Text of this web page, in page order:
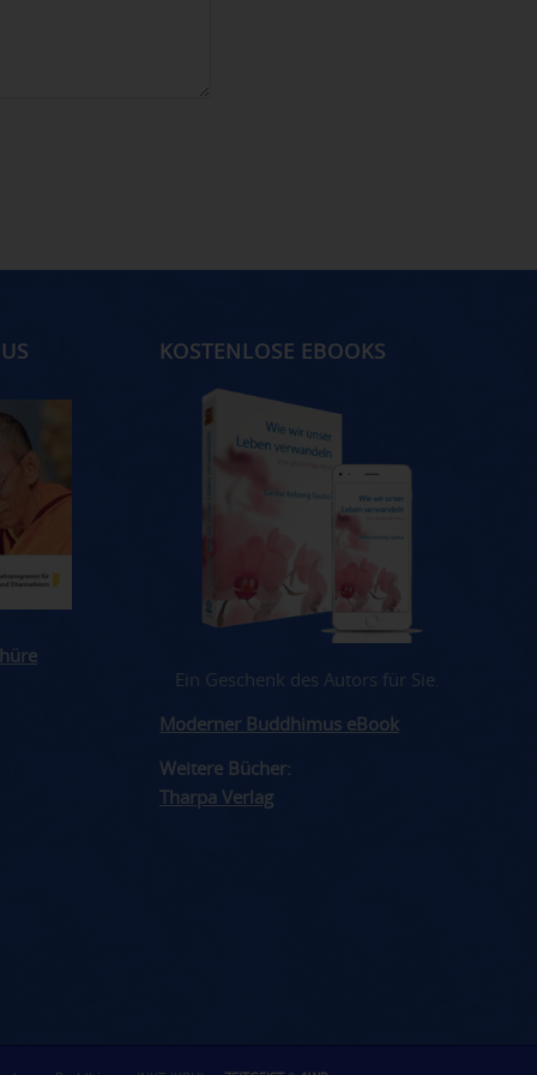
KOSTENLOSE EBOOKS
Ein Geschenk des Autors für Sie.
Moderner Buddhimus eBook
Weitere Bücher:
Tharpa Verlag